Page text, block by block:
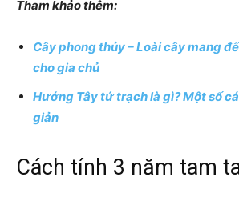
Tham khảo thêm:
Cây phong thủy – Loài cây mang
cho gia chủ
Hướng Tây tứ trạch là gì? Một số
giản
Cách tính 3 năm tam